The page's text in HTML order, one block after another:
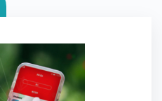
應用程式「HA GO」為單